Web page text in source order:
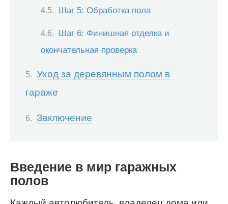
Шаг 5: Обработка пола
Шаг 6: Финишная отделка и
окончательная проверка
Уход за деревянным полом в
гараже
Заключение
Введение в мир гаражных
полов